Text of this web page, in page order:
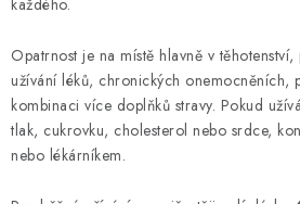
každého.
Opatrnost je na místě hlavně v
užívání léků, chronických onemocněních,
kombinaci více doplňků stravy. Pokud
tlak, cukrovku, cholesterol nebo srdce,
nebo lékárníkem.